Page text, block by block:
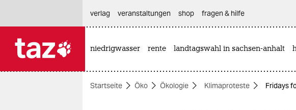
themen
verlag
veranstaltungen shop fragen & hilfe
niedrigwasser rente landtagswahl in sachsen-anhalt
Startseite Öko Ökologie Klimaproteste Fridays